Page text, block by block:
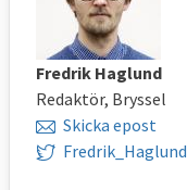
Fredrik Haglund
Redaktör, Bryssel
Skicka epost
Fredrik_Haglund